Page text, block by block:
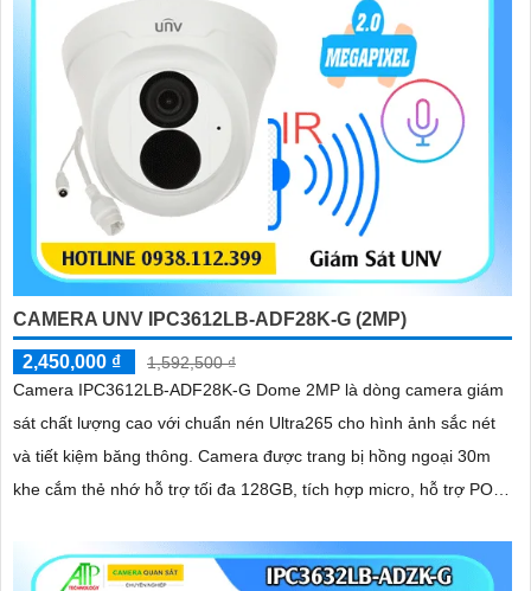
CAMERA UNV IPC3612LB-ADF28K-G (2MP)
2,450,000 ₫
1,592,500 ₫
Camera IPC3612LB-ADF28K-G Dome 2MP là dòng camera giám
sát chất lượng cao với chuẩn nén Ultra265 cho hình ảnh sắc nét
và tiết kiệm băng thông. Camera được trang bị hồng ngoại 30m
khe cắm thẻ nhớ hỗ trợ tối đa 128GB, tích hợp micro, hỗ trợ POE
kiện lắp đặt